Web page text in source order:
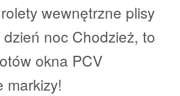
wewnętrzne plisy
dzień noc Chodzież, to
okna PCV
markizy!